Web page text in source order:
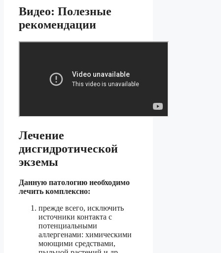
Видео: Полезные
рекомендации
Лечение
дисгидротической
экземы
Данную патологию необходимо
лечить комплексно:
прежде всего, исключить
источники контакта с
потенциальными
аллергенами: химическими
моющими средствами,